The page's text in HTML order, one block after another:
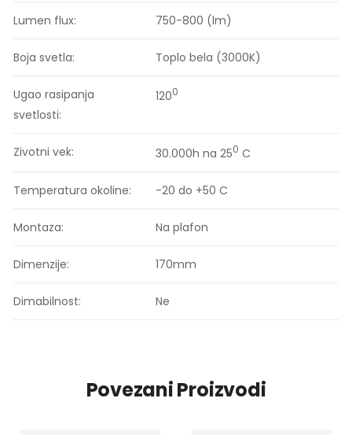
Lumen flux: 750-800 (lm)
Boja svetla: Toplo bela (3000K)
Ugao rasipanja
svetlosti:
1200
Zivotni vek: 30.000h na 250 C
Temperatura okoline: -20 do +50 C
Montaza: Na plafon
Dimenzije: 170mm
Dimabilnost: Ne
Povezani Proizvodi